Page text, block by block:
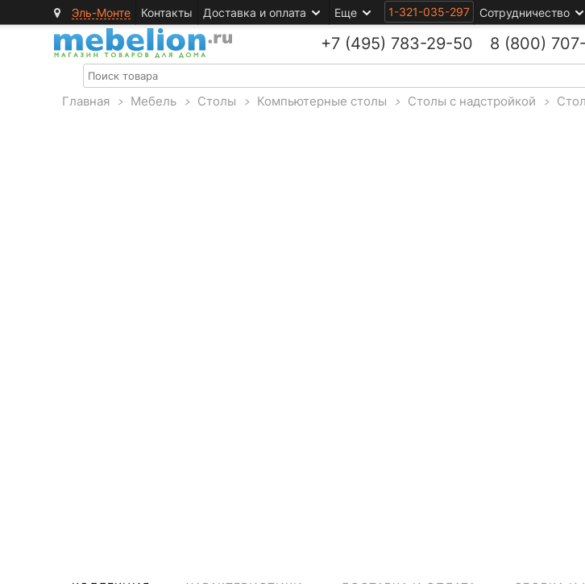
Эль-Монте Контакты Доставка и оплата Еще 1-321-035-297 Сотрудничество
+7 (495) 783-29-50 8 (800)
Главная > Мебель > Столы > Компьютерные столы > Столы с надстройкой >